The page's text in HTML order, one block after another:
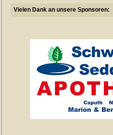
Vielen Dank an unsere Sponsoren: